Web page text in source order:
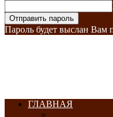
Пароль будет выслан Вам
ГЛАВНАЯ